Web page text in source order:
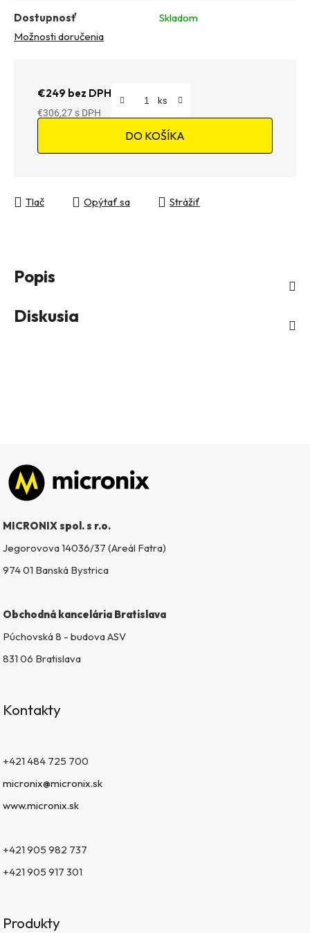
Dostupnosť
Skladom
Možnosti doručenia
€249 bez DPH
€306,27
DO KOŠÍKA
Tlač Opýtať sa Strážiť
Popis
Diskusia
Zápätie
MICRONIX spol. s r.o.
Jegorovova 14036/37 (Areál Fatra)
974 01 Banská Bystrica
Obchodná kancelária Bratislava
Púchovská 8 - budova ASV
831 06 Bratislava
Kontakty
+421 484 725 700
micronix@micronix.sk
www.micronix.sk
+421 905 982 737
+421 905 917 301
Produkty